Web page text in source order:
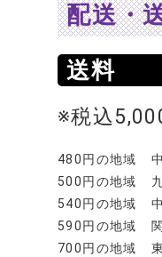
配送・
送料
※税込
480円の地域
500円の地域
540円の地域
590円の地域
700円の地域